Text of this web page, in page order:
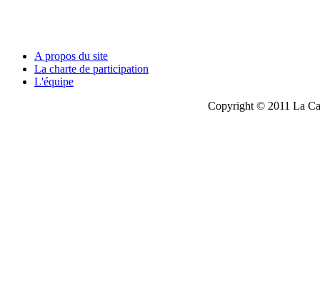
A propos du site
La charte de participation
L'équipe
Copyright © 2011 La